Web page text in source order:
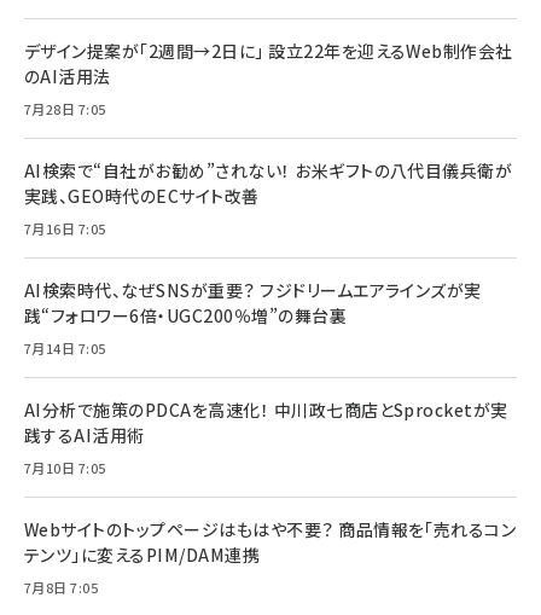
デザイン提案が「2週間→2日に」 設立22年を迎えるWeb制作会社
のAI活用法
7月28日 7:05
AI検索で“自社がお勧め”されない！ お米ギフトの八代目儀兵衛が
実践、GEO時代のECサイト改善
7月16日 7:05
AI検索時代、なぜSNSが重要？ フジドリームエアラインズが実
践“フォロワー6倍・UGC200％増”の舞台裏
7月14日 7:05
AI分析で施策のPDCAを高速化！ 中川政七商店とSprocketが実
践するAI活用術
7月10日 7:05
Webサイトのトップページはもはや不要？ 商品情報を「売れるコン
テンツ」に変えるPIM/DAM連携
7月8日 7:05